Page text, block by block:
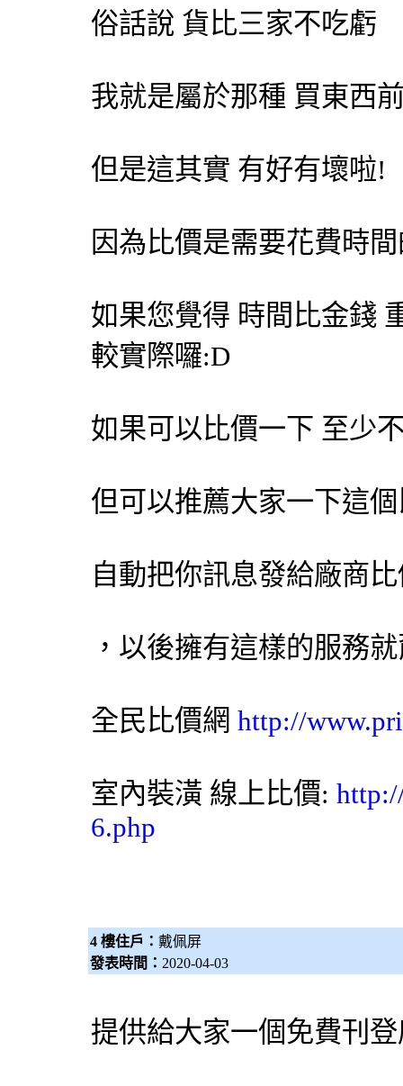
俗話說 貨比三家不吃虧
我就是屬於那種 買東西
但是這其實 有好有壞啦!
因為比價是需要花費時
如果您覺得 時間比金錢
較實際囉:D
如果可以比價一下 至少
但可以推薦大家一下這
自動把你訊息發給廠商
，以後擁有這樣的服務
全民比價網 http://
室內裝潢 線上比價:
6.php
4 樓住戶： 戴佩屏
發表時間： 2020-04-03
提供給大家一個免費刊